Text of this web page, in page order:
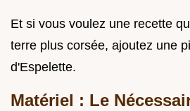
Et si vous voulez une recette
terre plus corsée, ajoutez une
d'Espelette.
Matériel : Le